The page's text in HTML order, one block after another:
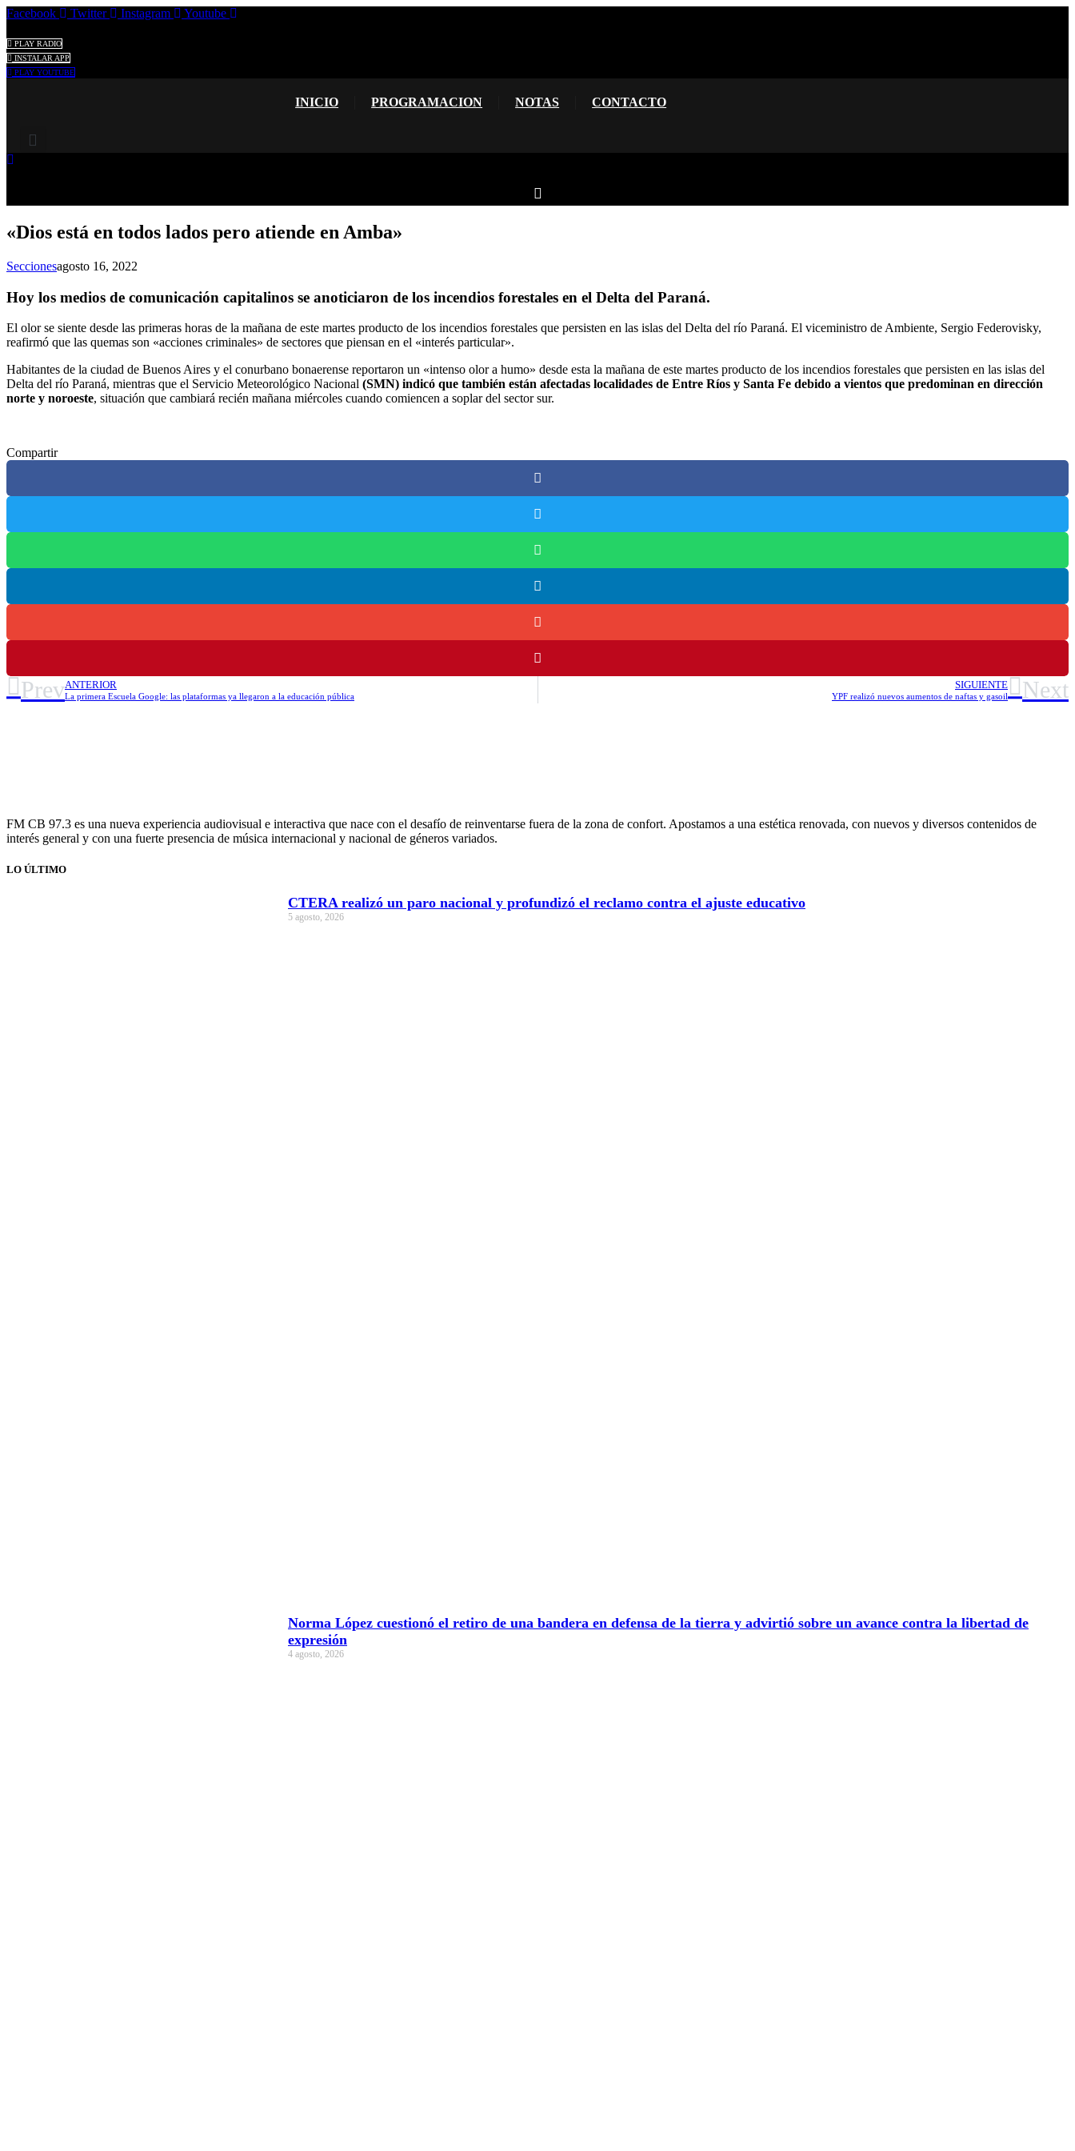
Ir
contenido
Facebook Twitter Instagram Youtube
PLAY RADIO
INSTALAR APP
PLAY YOUTUBE
INICIO PROGRAMACION NOTAS CONTACTO
«Dios está en todos lados pero atiende en Amba»
Seccionesagosto 16, 2022
Hoy los medios de comunicación capitalinos se anoticiaron de los incendios forestales en el Delta del Paraná.
El olor se siente desde las primeras horas de la mañana de este martes producto de los incendios forestales que persisten en las islas del Delta del río Paraná. El viceministro de Ambiente, Sergio Federovisky,
reafirmó que las quemas son «acciones criminales» de sectores que piensan en el «interés particular».
Habitantes de la ciudad de Buenos Aires y el conurbano bonaerense reportaron un «intenso olor a humo» desde esta la mañana de este martes producto de los incendios forestales que persisten en las islas del
Delta del río Paraná, mientras que el Servicio Meteorológico Nacional (SMN) indicó que también están afectadas localidades de Entre Ríos y Santa Fe debido a vientos que predominan en dirección
norte y noroeste, situación que cambiará recién mañana miércoles cuando comiencen a soplar del sector sur.
Compartir
PrevANTERIOR
La primera Escuela Google: las plataformas ya llegaron a la educación pública
SIGUIENTE
YPF realizó nuevos aumentos de naftas y gasoil Next
FM CB 97.3 es una nueva experiencia audiovisual e interactiva que nace con el desafío de reinventarse fuera de la zona de confort. Apostamos a una estética renovada, con nuevos y diversos contenidos de
interés general y con una fuerte presencia de música internacional y nacional de géneros variados.
LO ÚLTIMO
CTERA realizó un paro nacional y profundizó el reclamo contra el ajuste educativo
5 agosto, 2026
Norma López cuestionó el retiro de una bandera en defensa de la tierra y advirtió sobre un avance contra la libertad de
expresión
4 agosto, 2026